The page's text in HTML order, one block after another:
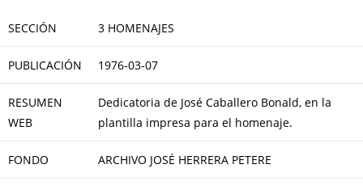
SECCIÓN 3 HOMENAJES
PUBLICACIÓN 1976-03-07
RESUMEN
WEB
Dedicatoria de José Caballero Bonald, en la
plantilla impresa para el homenaje.
FONDO ARCHIVO JOSÉ HERRERA PETERE